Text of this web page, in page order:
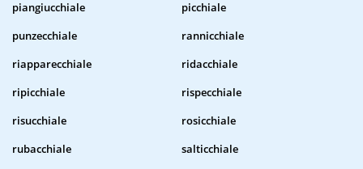
piangiucchiale
picchiale
punzecchiale
rannicchiale
riapparecchiale
ridacchiale
ripicchiale
rispecchiale
risucchiale
rosicchiale
rubacchiale
salticchiale